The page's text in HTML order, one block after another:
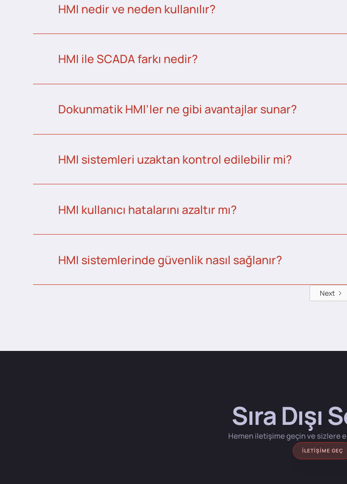
HMI nedir ve neden kullanılır?
HMI ile SCADA farkı nedir?
Dokunmatik HMI’ler ne gibi avantajlar sunar?
HMI sistemleri uzaktan kontrol edilebilir mi?
HMI kullanıcı hatalarını azaltır mı?
HMI sistemlerinde güvenlik nasıl sağlanır?
Next
Sıra Dışı
Hemen iletişime geçin ve sizlere
İLETIŞIME GEÇ